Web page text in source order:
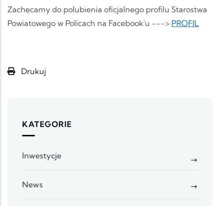
Zachęcamy do polubienia oficjalnego profilu Starostwa
Powiatowego w Policach na Facebook'u ---> PROFIL
Drukuj
KATEGORIE
Inwestycje
News